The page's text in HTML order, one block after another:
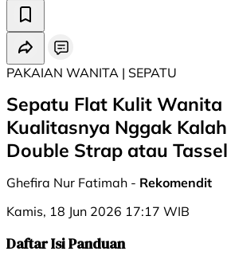
PAKAIAN WANITA | ⁠⁠SEPATU
Sepatu Flat Kulit Wanita
Kualitasnya Nggak
Double Strap atau
Ghefira Nur Fatimah - Rekomendit
Kamis, 18 Jun 2026 17:17 WIB
Daftar Isi Panduan